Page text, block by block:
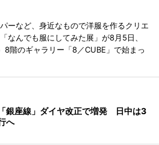
ーなど、身近なもので洋服を作るクリエ
なんでも服にしてみた展」が8月5日、
8階のギャラリー「8／CUBE」で始まっ
銀座線」ダイヤ改正で増発 日中は3
へ